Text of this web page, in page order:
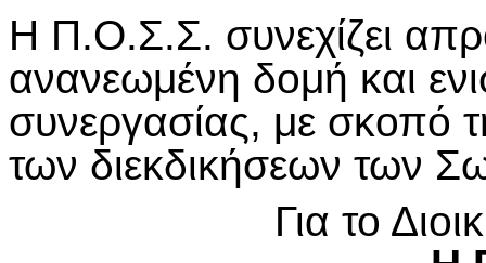
Η Π.Ο.Σ.Σ. συνεχίζει
ανανεωμένη δομή και
συνεργασίας, με σκοπό
των διεκδικήσεων των
Για το